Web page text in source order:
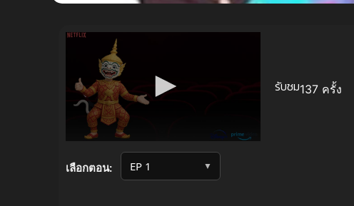
เลือกตอน: ▼
รับชม137 ครั้ง